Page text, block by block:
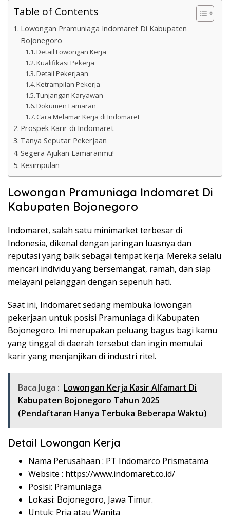
Table of Contents
Lowongan Pramuniaga Indomaret Di Kabupaten
Bojonegoro
Detail Lowongan Kerja
Kualifikasi Pekerja
Detail Pekerjaan
Ketrampilan Pekerja
Tunjangan Karyawan
Dokumen Lamaran
Cara Melamar Kerja di Indomaret
Prospek Karir di Indomaret
Tanya Seputar Pekerjaan
Segera Ajukan Lamaranmu!
Kesimpulan
Lowongan Pramuniaga Indomaret Di
Kabupaten Bojonegoro
Indomaret, salah satu minimarket terbesar di
Indonesia, dikenal dengan jaringan luasnya dan
reputasi yang baik sebagai tempat kerja. Mereka selalu
mencari individu yang bersemangat, ramah, dan siap
melayani pelanggan dengan sepenuh hati.
Saat ini, Indomaret sedang membuka lowongan
pekerjaan untuk posisi Pramuniaga di Kabupaten
Bojonegoro. Ini merupakan peluang bagus bagi kamu
yang tinggal di daerah tersebut dan ingin memulai
karir yang menjanjikan di industri ritel.
Baca Juga : Lowongan Kerja Kasir Alfamart Di
Kabupaten Bojonegoro Tahun 2025
(Pendaftaran Hanya Terbuka Beberapa Waktu)
Detail Lowongan Kerja
Nama Perusahaan : PT Indomarco Prismatama
Website : https://www.indomaret.co.id/
Posisi: Pramuniaga
Lokasi: Bojonegoro, Jawa Timur.
Untuk: Pria atau Wanita